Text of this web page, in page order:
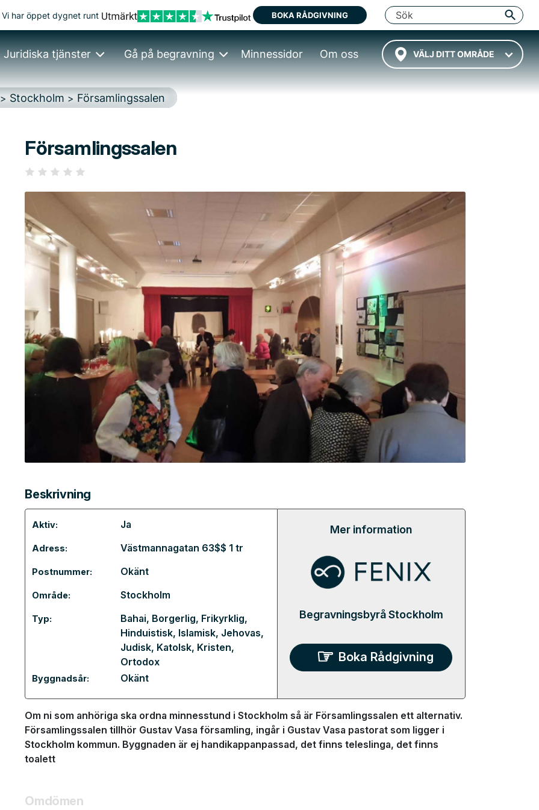
Vi har öppet dygnet runt BOKA RÅDGIVNING
VÄLJ DITT OMRÅDE
Juridiska tjänster Gå på begravning Minnessidor Om oss
> Stockholm > Församlingssalen
Församlingssalen
Beskrivning
Aktiv: Ja
Adress: Västmannagatan 63$$ 1 tr
Postnummer: Okänt
Område: Stockholm
Typ: Bahai, Borgerlig, Frikyrklig,
Hinduistisk, Islamisk, Jehovas,
Judisk, Katolsk, Kristen,
Ortodox
Byggnadsår: Okänt
Mer information
Begravningsbyrå Stockholm
Boka Rådgivning
Om ni som anhöriga ska ordna minnesstund i Stockholm så är Församlingssalen ett alternativ.
Församlingssalen tillhör Gustav Vasa församling, ingår i Gustav Vasa pastorat som ligger i
Stockholm kommun. Byggnaden är ej handikappanpassad, det finns teleslinga, det finns
toalett
Omdömen